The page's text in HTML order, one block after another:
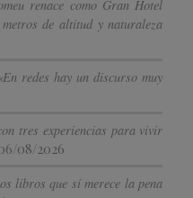
renace como Gran Hotel
de altitud y naturaleza
redes hay un discurso muy
tres experiencias para vivir
08/2026
libros que sí merece la pena